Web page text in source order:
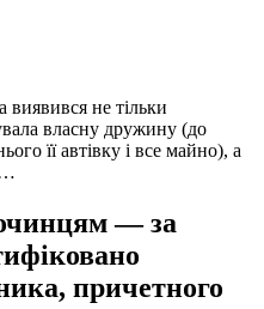
не тільки
власну дружину (до
її автівку і все майно), а
…
— за
причетного